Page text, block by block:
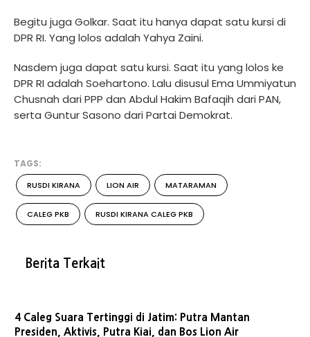
Begitu juga Golkar. Saat itu hanya dapat satu kursi di
DPR RI. Yang lolos adalah Yahya Zaini.
Nasdem juga dapat satu kursi. Saat itu yang lolos ke
DPR RI adalah Soehartono. Lalu disusul Ema Ummiyatun
Chusnah dari PPP dan Abdul Hakim Bafaqih dari PAN,
serta Guntur Sasono dari Partai Demokrat.
TAGS:
RUSDI KIRANA LION AIR MATARAMAN
CALEG PKB RUSDI KIRANA CALEG PKB
Berita Terkait
4 Caleg Suara Tertinggi di Jatim: Putra Mantan
Presiden, Aktivis, Putra Kiai, dan Bos Lion Air